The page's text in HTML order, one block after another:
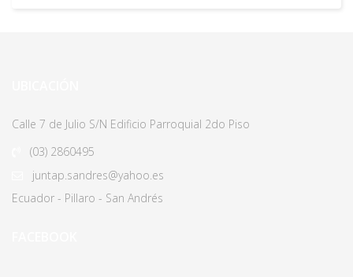
Calle 7 de Julio S/N Edificio Parroquial 2do Piso
(03) 2860495
juntap.sandres@yahoo.es
Ecuador - Pillaro - San Andrés